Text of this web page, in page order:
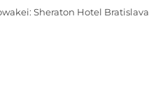
Sheraton Hotel Bratislava